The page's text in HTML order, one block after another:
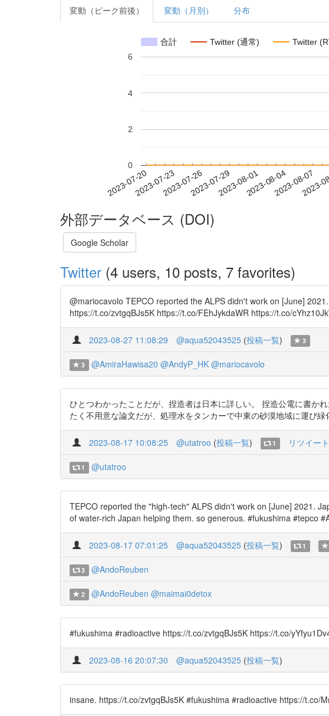
変動（ピーク前後） 変動（月別） 分布
合計 Twitter (通常) Twitter
2023-07-202023-07-232023-07-262023-07-292023-08-012023-08-042023-08-07
2023-
0
2
4
6
外部データベース (DOI)
Google Scholar
Twitter (4 users, 10 posts, 7 favorites)
@mariocavolo TEPCO reported the ALPS didn't work on [June]
https://t.co/zvtgqBJs5K https://t.co/FEhJykdaWR https://t.co/
2023-08-27 11:08:29 @aqua52043525 (投稿一覧) 3
3 @AmiraHawisa20 @AndyP_HK @mariocavolo
ひとつわかったことだが、捏造者は日本に詳しい。 捏造公電に書か
たく不用意な論文だが、処理水をタンカーで中東の砂漠地域に運び
2023-08-17 10:08:25 @utatroo (投稿一覧) 1 リツイー
1 @utatroo
TEPCO reported the "high-tech" ALPS didn't work on [June] 2021.
of water-rich Japan helping them. so generous. #fukushima #tepco
2023-08-17 07:01:25 @aqua52043525 (投稿一覧) 1
3 @AndoReuben
2 @AndoReuben @maimai0detox
#fukushima #radioactive https://t.co/zvtgqBJs5K https://t.co/
2023-08-16 20:07:30 @aqua52043525 (投稿一覧)
insane. https://t.co/zvtgqBJs5K #fukushima #radioactive https://t.co/